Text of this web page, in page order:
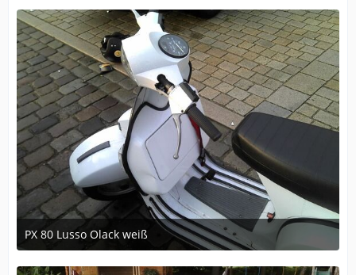
PX 80 Lusso Olack weiß
May 6, 2014 at 21:43